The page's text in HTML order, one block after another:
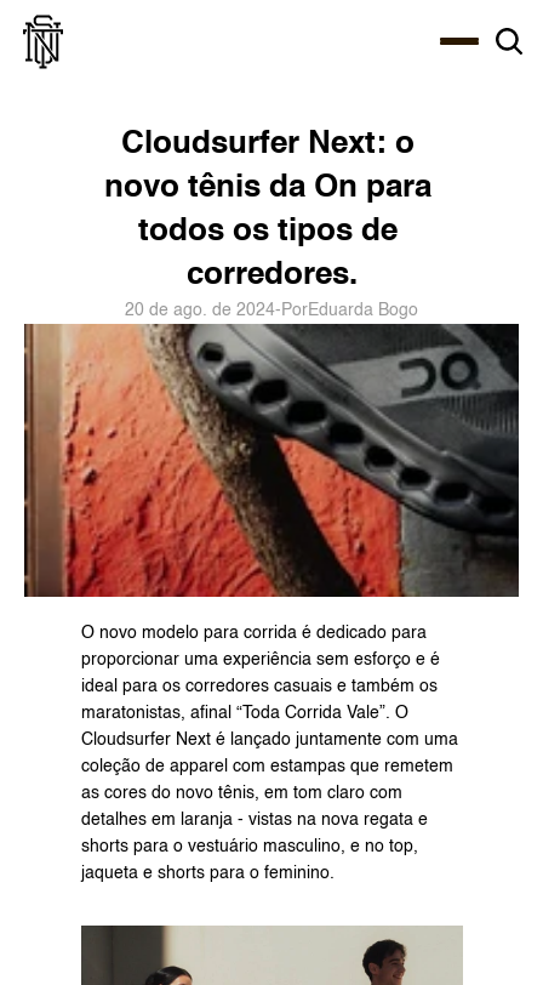
Cloudsurfer Next: o
novo tênis da On para
todos os tipos de
corredores.
20 de ago. de 2024- PorEduarda Bogo
O novo modelo para corrida é dedicado para
proporcionar uma experiência sem esforço e é
ideal para os corredores casuais e também os
maratonistas, afinal “Toda Corrida Vale”. O
Cloudsurfer Next é lançado juntamente com uma
coleção de apparel com estampas que remetem
as cores do novo tênis, em tom claro com
detalhes em laranja - vistas na nova regata e
shorts para o vestuário masculino, e no top,
jaqueta e shorts para o feminino.